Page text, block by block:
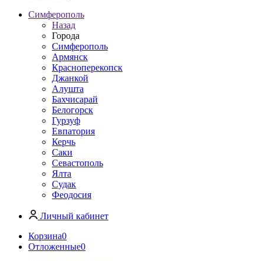
Симферополь
Назад
Города
Симферополь
Армянск
Красноперекопск
Джанкой
Алушта
Бахчисарай
Белогорск
Гурзуф
Евпатория
Керчь
Саки
Севастополь
Ялта
Судак
Феодосия
Личный кабинет
Корзина0
Отложенные0